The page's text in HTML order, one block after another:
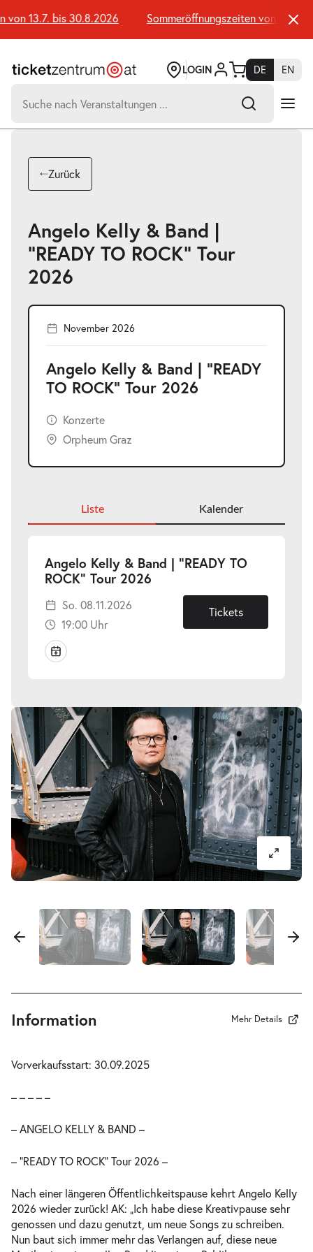
Seiteninhalt
springen
13.7. bis 30.8.2026 Sommeröffnungszeiten von 13.7.
LOGIN DE
EN
nach:
Suchtreffer:
Zurück
Angelo Kelly & Band |
"READY TO ROCK" Tour
2026
November 2026
Angelo Kelly & Band | "READY
TO ROCK" Tour 2026
Konzerte
Orpheum Graz
Liste Kalender
Angelo Kelly & Band | "READY TO
ROCK" Tour 2026
08.11.2026
So. 08.11.2026
19:00 Uhr
Tickets
Bildergalerie
überspringen
Information Mehr Details
Vorverkaufsstart: 30.09.2025
– – – – –
– ANGELO KELLY & BAND –
– “READY TO ROCK“ Tour 2026 –
Nach einer längeren Öffentlichkeitspause kehrt Angelo Kelly
2026 wieder zurück! AK: „Ich habe diese Kreativpause sehr
genossen und dazu genutzt, um neue Songs zu schreiben.
Nun baut sich immer mehr das Verlangen auf, diese neue